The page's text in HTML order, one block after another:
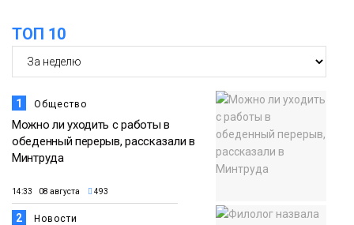
Новости
ТОП 10
1 Общество
Можно ли уходить с работы в
обеденный перерыв, рассказали в
Минтруда
14:33 08 августа 493
2 Новости